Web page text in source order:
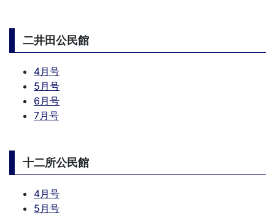
二井田公民館
4月号
5月号
6月号
7月号
十二所公民館
4月号
5月号